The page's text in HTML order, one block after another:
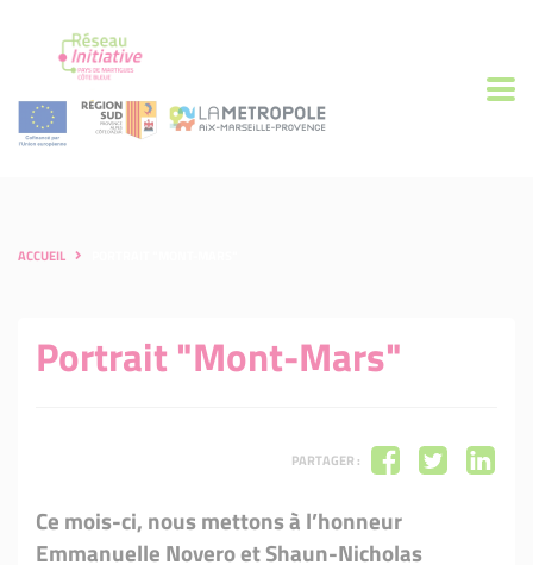
ACCUEIL
Portrait "Mont-Mars"
PARTAGER :
Ce mois-ci, nous mettons à l’honneur
Emmanuelle Novero et Shaun-Nicholas